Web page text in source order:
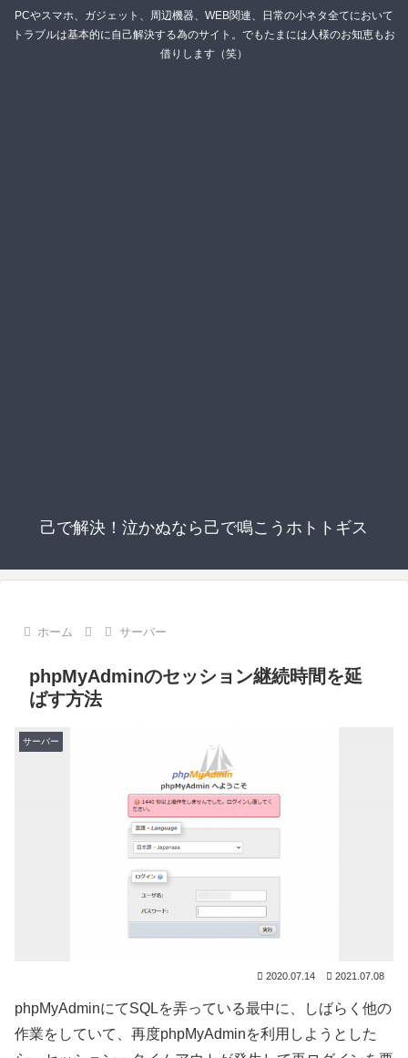
PCやスマホ、ガジェット、周辺機器、WEB関連、日常の小ネタ全てにおいて
トラブルは基本的に自己解決する為のサイト。でもたまには人様のお知恵もお
借りします（笑）
己で解決！泣かぬなら己で鳴こうホトトギス
ホーム サーバー
phpMyAdminのセッション継続時間を延
ばす方法
サーバー
2020.07.14 2021.07.08
phpMyAdminにてSQLを弄っている最中に、しばらく他の
作業をしていて、再度phpMyAdminを利用しようとした